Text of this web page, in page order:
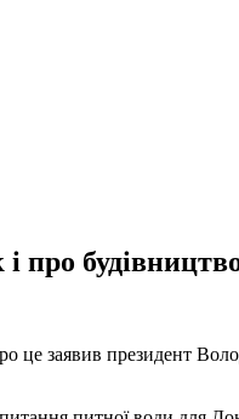
про
це заявив президент